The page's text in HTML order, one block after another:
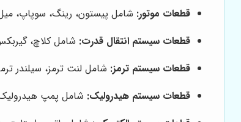
قطعات موتور: شامل پیستون، رینگ، سوپاپ،
قطعات سیستم انتقال قدرت: شامل کلاچ،
قطعات سیستم ترمز: شامل لنت ترمز، سیلندر
قطعات سیستم هیدرولیک: شامل پمپ